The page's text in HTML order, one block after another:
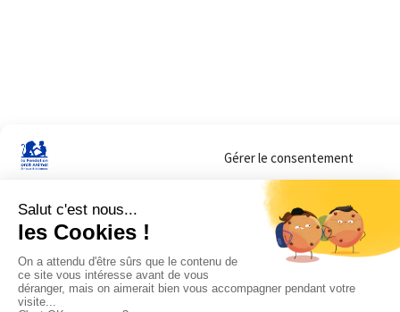
Gérer le consentement
Sur ce site, nous utilisons des cookies pour mesurer notre audience et vous
lorsque vous y consentez. Vous pouvez sélectionner ceux que vous autorisez
navigation.